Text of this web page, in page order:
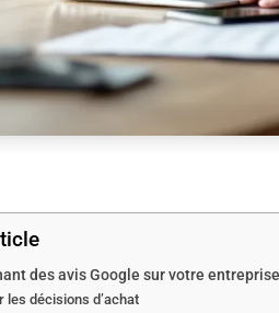
des avis Google sur votre entreprise
les décisions d’achat